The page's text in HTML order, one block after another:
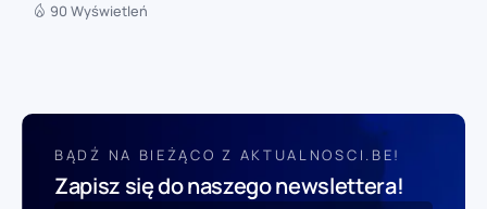
90 Wyświetleń
BĄDŹ NA BIEŻĄCO Z AKTUALNOSCI.BE!
Zapisz się do naszego newslettera!